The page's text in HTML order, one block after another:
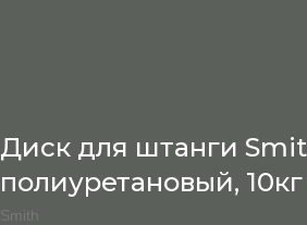
Диск для штанги
полиуретановый, 10кг
Smith